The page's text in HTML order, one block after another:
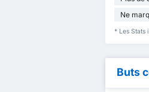
Ne
* Les Stats
Buts